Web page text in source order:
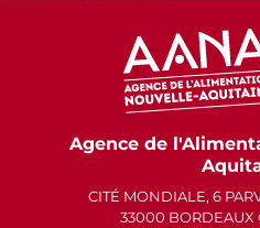
Agence de
CITÉ MONDIALE, 6
33000 BORDEAUX